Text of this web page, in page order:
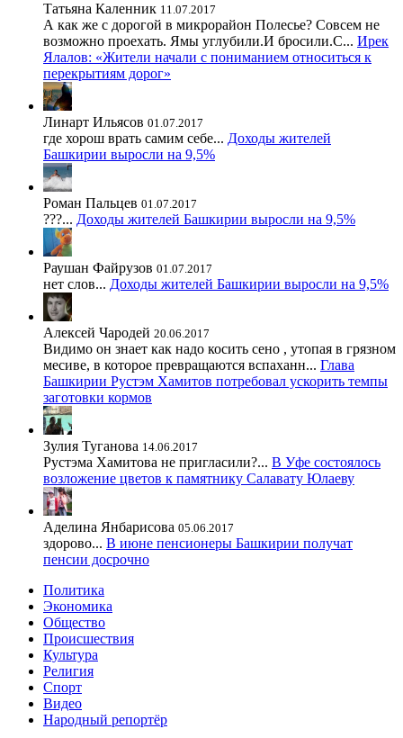
Татьяна Каленник 11.07.2017
А как же с дорогой в микрорайон Полесье? Совсем не
возможно проехать. Ямы углубили.И бросили.С... Ирек
Ялалов: «Жители начали с пониманием относиться к
перекрытиям дорог»
Линарт Ильясов 01.07.2017
где хорош врать самим себе... Доходы жителей
Башкирии выросли на 9,5%
Роман Пальцев 01.07.2017
???... Доходы жителей Башкирии выросли на 9,5%
Раушан Файрузов 01.07.2017
нет слов... Доходы жителей Башкирии выросли на 9,5%
Алексей Чародей 20.06.2017
Видимо он знает как надо косить сено , утопая в грязном
месиве, в которое превращаются вспаханн... Глава
Башкирии Рустэм Хамитов потребовал ускорить темпы
заготовки кормов
Зулия Туганова 14.06.2017
Рустэма Хамитова не пригласили?... В Уфе состоялось
возложение цветов к памятнику Салавату Юлаеву
Аделина Янбарисова 05.06.2017
здорово... В июне пенсионеры Башкирии получат
пенсии досрочно
Политика
Экономика
Общество
Происшествия
Культура
Религия
Спорт
Видео
Народный репортёр